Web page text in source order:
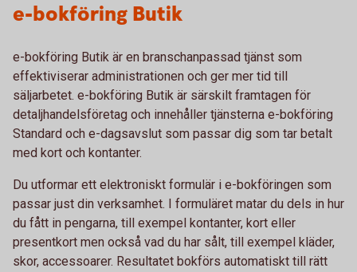
e-bokföring Butik
e-bokföring Butik är en branschanpassad tjänst som
effektiviserar administrationen och ger mer tid till
säljarbetet. e-bokföring Butik är särskilt framtagen för
detaljhandelsföretag och innehåller tjänsterna e-bokföring
Standard och e-dagsavslut som passar dig som tar betalt
med kort och kontanter.
Du utformar ett elektroniskt formulär i e-bokföringen som
passar just din verksamhet. I formuläret matar du dels in hur
du fått in pengarna, till exempel kontanter, kort eller
presentkort men också vad du har sålt, till exempel kläder,
skor, accessoarer. Resultatet bokförs automatiskt till rätt